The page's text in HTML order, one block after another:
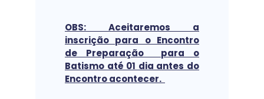
OBS: Aceitaremos a
inscrição para o Encontro
de Preparação para o
Batismo até 01 dia antes do
Encontro acontecer.